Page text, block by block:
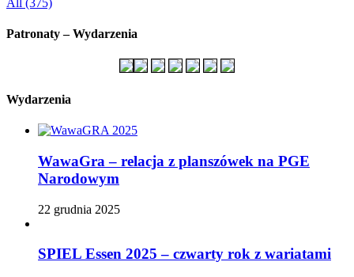
All (375)
Patronaty – Wydarzenia
Wydarzenia
WawaGra – relacja z planszówek na PGE
Narodowym
22 grudnia 2025
SPIEL Essen 2025 – czwarty rok z wariatami